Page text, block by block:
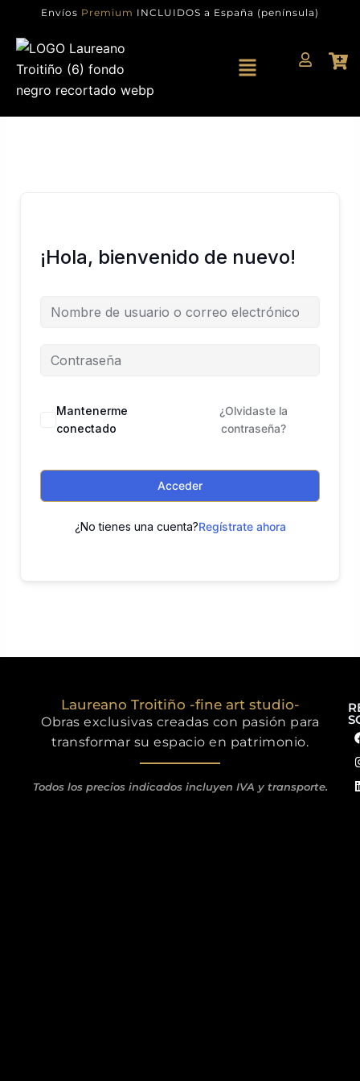
contenido
Envíos Premium INCLUIDOS a España (península)
Menú
¡Hola, bienvenido de nuevo!
Mantenerme
conectado
¿Olvidaste la
contraseña?
Acceder
¿No tienes una cuenta?Regístrate ahora
Laureano Troitiño -fine art studio-
Obras exclusivas creadas con pasión para
transformar su espacio en patrimonio.
Todos los precios indicados incluyen IVA y transporte.